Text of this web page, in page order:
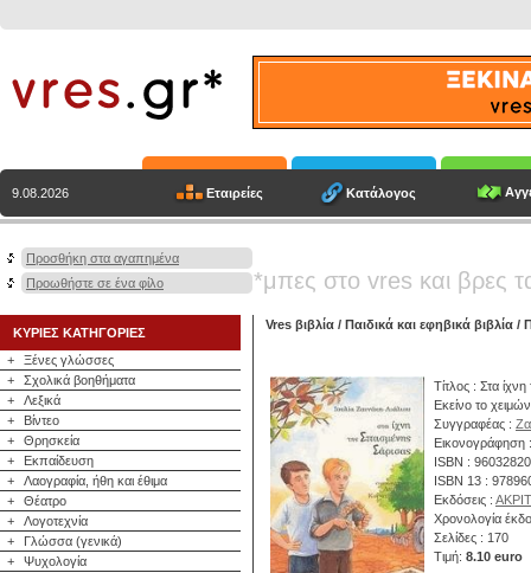
9.08.2026 Εταιρείες Κατάλογος
Προσθήκη στα αγαπημένα
Προωθήστε σε ένα φίλο
*μπες στο vres και βρες
ΚΥΡΙΕΣ ΚΑΤΗΓΟΡΙΕΣ
+
Ξένες γλώσσες
+
Σχολικά βοηθήματα
+
Λεξικά
+
Βίντεο
+
Θρησκεία
+
Εκπαίδευση
+
Λαογραφία, ήθη και έθιμα
+
Θέατρο
+
Λογοτεχνία
+
Γλώσσα (γενικά)
+
Ψυχολογία
Vres βιβλία / Παιδικά και εφηβικά βιβλία /
Τίτλος : Στα
Εκείνο το
Συγγραφέας :
Εικονογράφηση
ISBN :
ISBN 13 :
Εκδόσεις :
Χρονολογία
Σελίδες : 170
Τιμή: 8.10 euro